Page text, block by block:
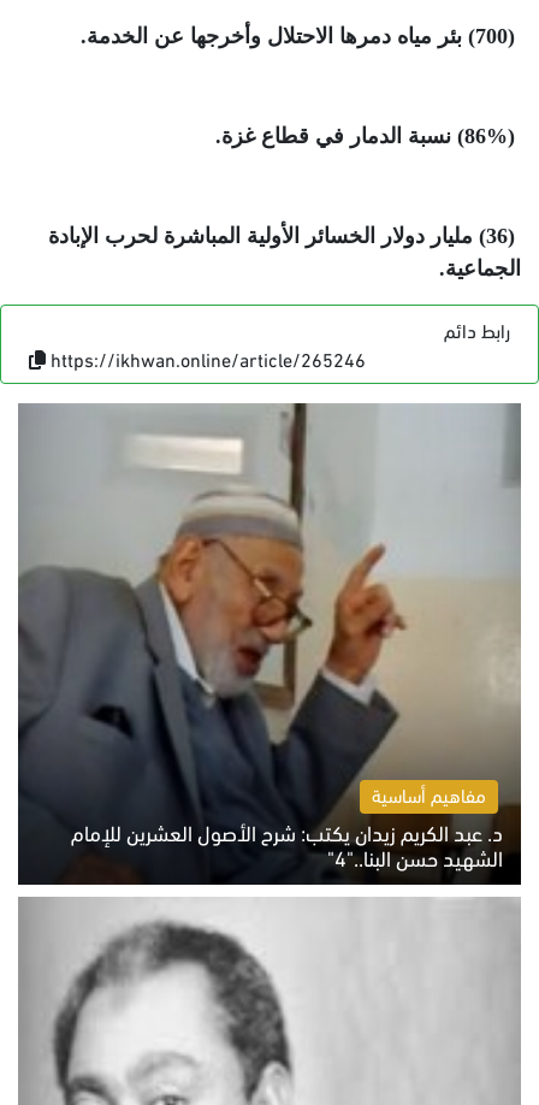
(700) بئر مياه دمرها الاحتلال وأخرجها عن الخدمة.
(86%) نسبة الدمار في قطاع غزة.
(36) مليار دولار الخسائر الأولية المباشرة لحرب الإبادة
الجماعية.
رابط دائم
https://ikhwan.online/article/265246
مفاهيم أساسية
د. عبد الكريم زيدان يكتب: شرح الأصول العشرين للإمام
الشهيد حسن البنا.."4"
الخميس 6 أغسطس 2026 10:27 ص